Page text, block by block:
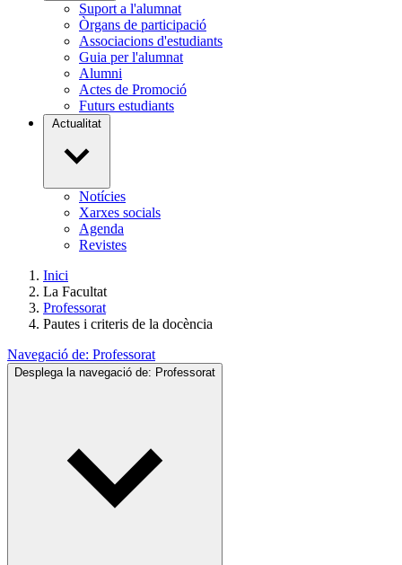
Suport a l'alumnat
Òrgans de participació
Associacions d'estudiants
Guia per l'alumnat
Alumni
Actes de Promoció
Futurs estudiants
Actualitat
Notícies
Xarxes socials
Agenda
Revistes
Inici
La Facultat
Professorat
Pautes i criteris de la docència
Navegació de: Professorat
Desplega la navegació de: Professorat